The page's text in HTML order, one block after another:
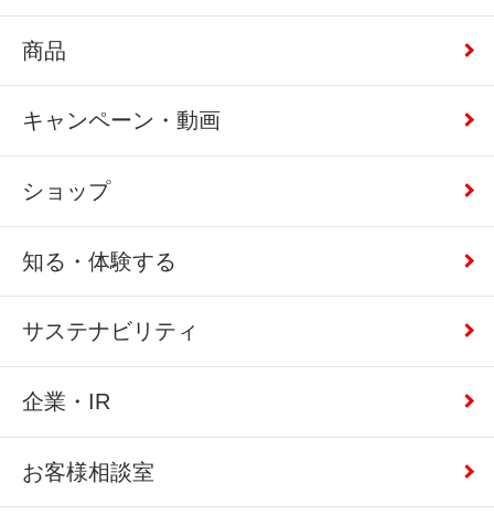
商品
キャンペーン・動画
ショップ
知る・体験する
サステナビリティ
企業・IR
お客様相談室